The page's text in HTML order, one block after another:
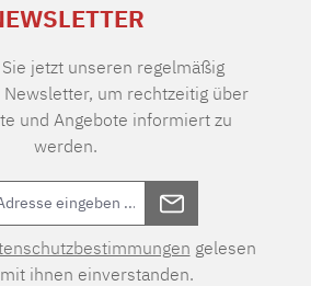
jetzt unseren regelmäßig
um rechtzeitig über
und Angebote informiert zu
werden.
gelesen
ihnen einverstanden.